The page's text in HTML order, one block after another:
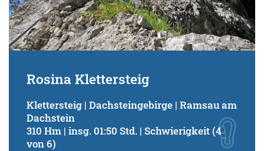
Rosina Klettersteig
Klettersteig | Dachsteingebirge | Ramsau am
Dachstein
310 Hm | insg. 01:50 Std. | Schwierigkeit (4
von 6)